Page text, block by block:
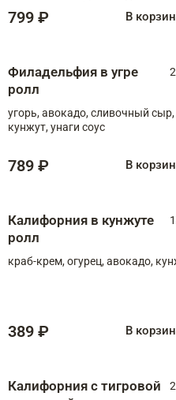
799 ₽ В
Филадельфия в угре
ролл
угорь, авокадо, сливочный сыр,
кунжут, унаги соус
789 ₽ В
Калифорния в кунжуте
ролл
краб-крем, огурец, авокадо,
389 ₽ В
Калифорния с тигровой